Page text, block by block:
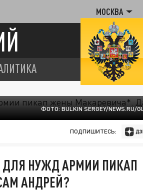
МОСКВА
ФОТО: BULKIN SERGEY/NEWS.RU/
ПОДПИШИТЕСЬ:
ДЛЯ НУЖД АРМИИ ПИКАП
АНДРЕЙ?